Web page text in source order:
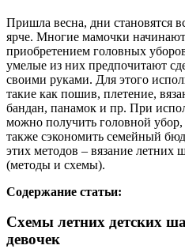
Пришла весна, дни становятся
ярче. Многие мамочки
приобретением головных
умелые из них предпочитают
своими руками. Для этого
такие как пошив, плетение,
бандан, панамок и пр. При
можно получить головной
также сэкономить семейный
этих методов – вязание летних
(методы и схемы).
Содержание статьи:
Схемы летних детских
девочек